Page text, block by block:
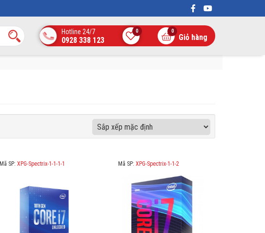
Hotline 24/7
0928 338 123
0 0
Giỏ hàng
Mã SP: XPG-Spectrix-1-1-1-1 Mã SP:XPG-Spectrix-1-1-2